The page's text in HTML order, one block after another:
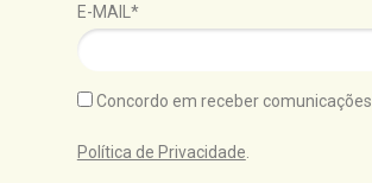
E-MAIL*
Concordo em receber comunicações.
Política de Privacidade.